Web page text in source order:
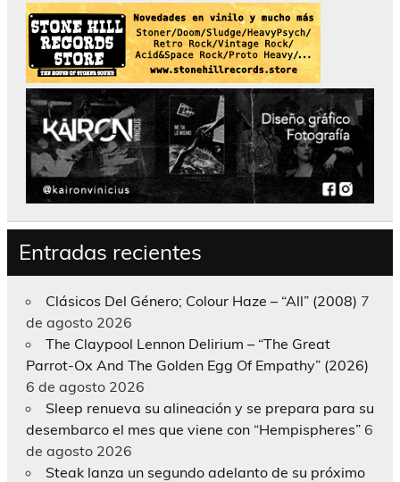
Entradas recientes
Clásicos Del Género; Colour Haze – “All” (2008) 7
de agosto 2026
The Claypool Lennon Delirium – “The Great
Parrot-Ox And The Golden Egg Of Empathy” (2026)
6 de agosto 2026
Sleep renueva su alineación y se prepara para su
desembarco el mes que viene con “Hempispheres” 6
de agosto 2026
Steak lanza un segundo adelanto de su próximo